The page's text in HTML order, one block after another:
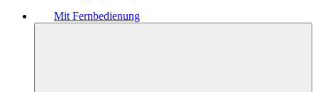
Mit Fernbedienung